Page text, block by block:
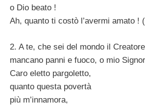
o Dio beato !
Ah, quanto ti costò l’avermi amato !
2. A te, che sei del mondo il
mancano panni e fuoco, o mio
Caro eletto pargoletto,
quanto questa povertà
più m’innamora,